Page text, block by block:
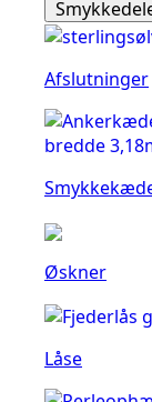
Afslutninger
Øskner
Låse